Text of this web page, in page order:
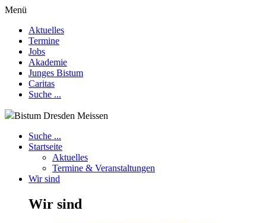
Menü
Aktuelles
Termine
Jobs
Akademie
Junges Bistum
Caritas
Suche ...
Bistum Dresden Meissen
Suche ...
Startseite
Aktuelles
Termine & Veranstaltungen
Wir sind
Wir sind